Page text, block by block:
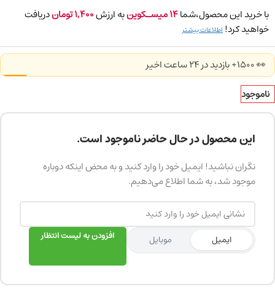
با خرید این محصول،شما14میسـکوینبه ارزش1,400توماندریافت
خواهید کرد! اطلاعات بیشتر
👀 1500+ بازدید در ۲۴ ساعت اخیر
ناموجود
این محصول در حال حاضر ناموجود است.
نگران نباشید! ایمیل خود را وارد کنید و به محض اینکه دوباره
موجود شد، به شما اطلاع می‌دهیم.
ایمیل موبایل افزودن به لیست انتظار